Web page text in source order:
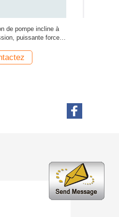
pulvérisateur à déclencheur
JY106A-07
Contactez